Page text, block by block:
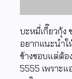
บะหมี่เกี๊ยวกุ้ง
อยากแนะนำ
ข้างชอบแต่ต้อ
5555 เพราะ